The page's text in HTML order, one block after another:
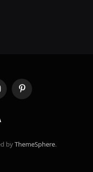
Pinterest
byThemeSphere.